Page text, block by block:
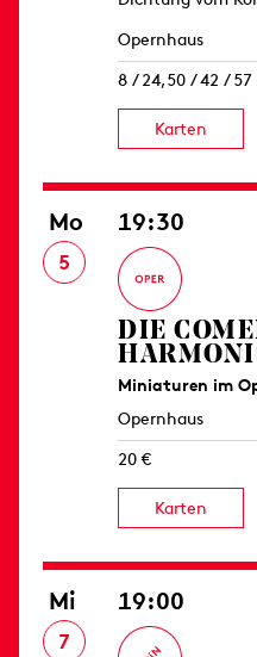
Opernhaus
8 / 24,50 / 42 /
Karten
Mo
5
19:30
DIE
Miniaturen im
Opernhaus
20 €
Karten
Mi
7
19:00